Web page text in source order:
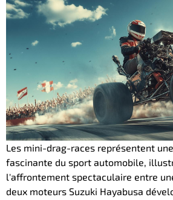
Les mini-drag-races représentent
fascinante du sport automobile,
l'affrontement spectaculaire entre
deux moteurs Suzuki Hayabusa